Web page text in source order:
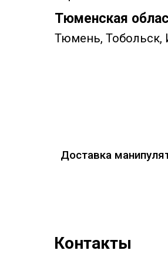
Тюменская
Тюмень, Тобольск,
Доставка
Контакты